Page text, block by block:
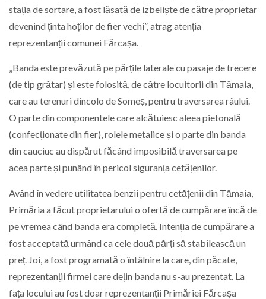
stația de sortare, a fost lăsată de izbeliște de către proprietar
devenind ținta hoților de fier vechi”, atrag atenția
reprezentanții comunei Fărcașa.
„Banda este prevăzută pe părțile laterale cu pasaje de trecere
(de tip grătar) și este folosită, de către locuitorii din Tămaia,
care au terenuri dincolo de Someș, pentru traversarea râului.
O parte din componentele care alcătuiesc aleea pietonală
(confecționate din fier), rolele metalice și o parte din banda
din cauciuc au dispărut făcând imposibilă traversarea pe
acea parte și punând în pericol siguranța cetățenilor.
Având în vedere utilitatea benzii pentru cetățenii din Tămaia,
Primăria a făcut proprietarului o ofertă de cumpărare încă de
pe vremea când banda era completă. Intenția de cumpărare a
fost acceptată urmând ca cele două părți să stabilească un
preț. Joi, a fost programată o întâlnire la care, din păcate,
reprezentanții firmei care dețin banda nu s-au prezentat. La
fața locului au fost doar reprezentanții Primăriei Fărcașa